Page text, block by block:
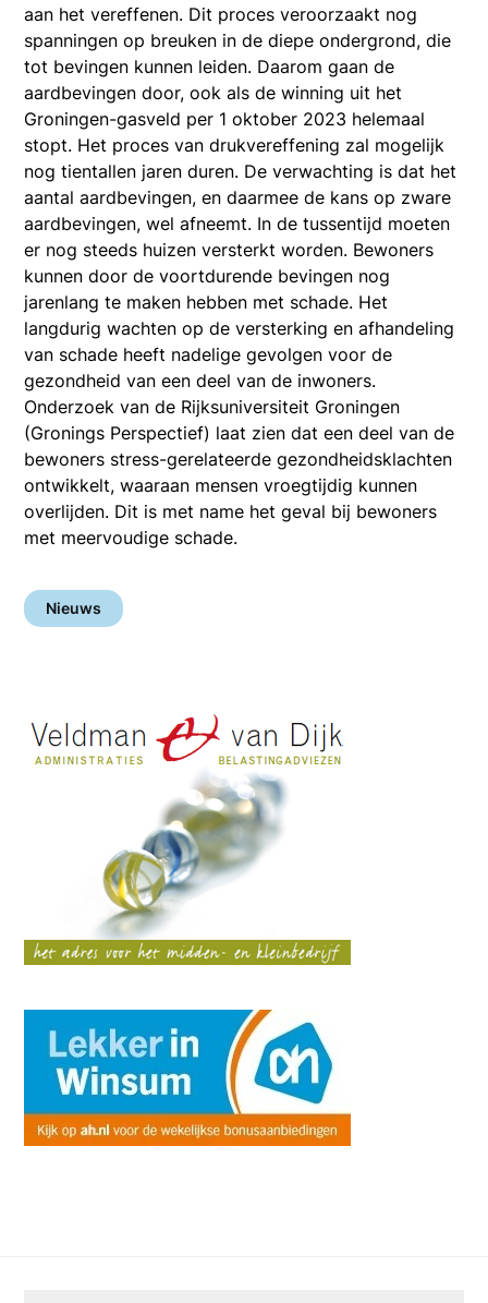
aan het vereffenen. Dit proces veroorzaakt nog
spanningen op breuken in de diepe ondergrond, die
tot bevingen kunnen leiden. Daarom gaan de
aardbevingen door, ook als de winning uit het
Groningen-gasveld per 1 oktober 2023 helemaal
stopt. Het proces van drukvereffening zal mogelijk
nog tientallen jaren duren. De verwachting is dat het
aantal aardbevingen, en daarmee de kans op zware
aardbevingen, wel afneemt. In de tussentijd moeten
er nog steeds huizen versterkt worden. Bewoners
kunnen door de voortdurende bevingen nog
jarenlang te maken hebben met schade. Het
langdurig wachten op de versterking en afhandeling
van schade heeft nadelige gevolgen voor de
gezondheid van een deel van de inwoners.
Onderzoek van de Rijksuniversiteit Groningen
(Gronings Perspectief) laat zien dat een deel van de
bewoners stress-gerelateerde gezondheidsklachten
ontwikkelt, waaraan mensen vroegtijdig kunnen
overlijden. Dit is met name het geval bij bewoners
met meervoudige schade.
Nieuws